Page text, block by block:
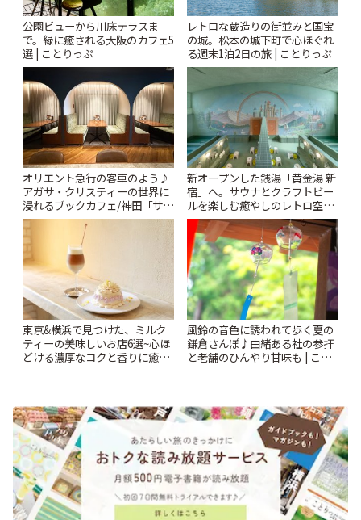
公園ビューから川床テラスま
で。緑に癒される大阪のカフェ5
選 | ことりっぷ
レトロな蔵造りの街並みと国宝
の城。松本の城下町で心ほぐれ
る週末1泊2日の旅 | ことりっぷ
オリエント急行の客車のよう♪
アガサ・クリスティーの世界に
浸れるブックカフェ/神田「サロ
ンクリスティ」 | ことりっぷ
新オープンした銭湯「黄金湯 新
宿」へ。サウナとクラフトビー
ルを楽しむ癒やしのレトロ空間
| ことりっぷ
東京&横浜で見つけた、ミルク
ティーの美味しいお店6選~心ほ
どける濃厚なコクと香りに癒や
風鈴の音色に誘われて歩く夏の
鎌倉さんぽ♪由緒ある社の参拝
と老舗のひんやり甘味も | こと